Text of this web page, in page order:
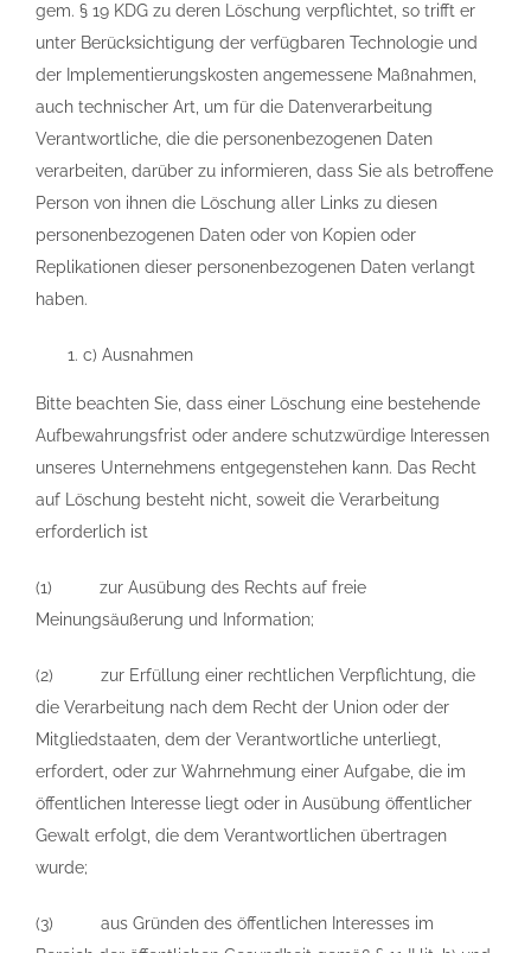
gem. § 19 KDG zu deren Löschung verpflichtet, so trifft er
unter Berücksichtigung der verfügbaren Technologie und
der Implementierungskosten angemessene Maßnahmen,
auch technischer Art, um für die Datenverarbeitung
Verantwortliche, die die personenbezogenen Daten
verarbeiten, darüber zu informieren, dass Sie als betroffene
Person von ihnen die Löschung aller Links zu diesen
personenbezogenen Daten oder von Kopien oder
Replikationen dieser personenbezogenen Daten verlangt
haben.
c) Ausnahmen
Bitte beachten Sie, dass einer Löschung eine bestehende
Aufbewahrungsfrist oder andere schutzwürdige Interessen
unseres Unternehmens entgegenstehen kann. Das Recht
auf Löschung besteht nicht, soweit die Verarbeitung
erforderlich ist
(1) zur Ausübung des Rechts auf freie
Meinungsäußerung und Information;
(2) zur Erfüllung einer rechtlichen Verpflichtung, die
die Verarbeitung nach dem Recht der Union oder der
Mitgliedstaaten, dem der Verantwortliche unterliegt,
erfordert, oder zur Wahrnehmung einer Aufgabe, die im
öffentlichen Interesse liegt oder in Ausübung öffentlicher
Gewalt erfolgt, die dem Verantwortlichen übertragen
wurde;
(3) aus Gründen des öffentlichen Interesses im